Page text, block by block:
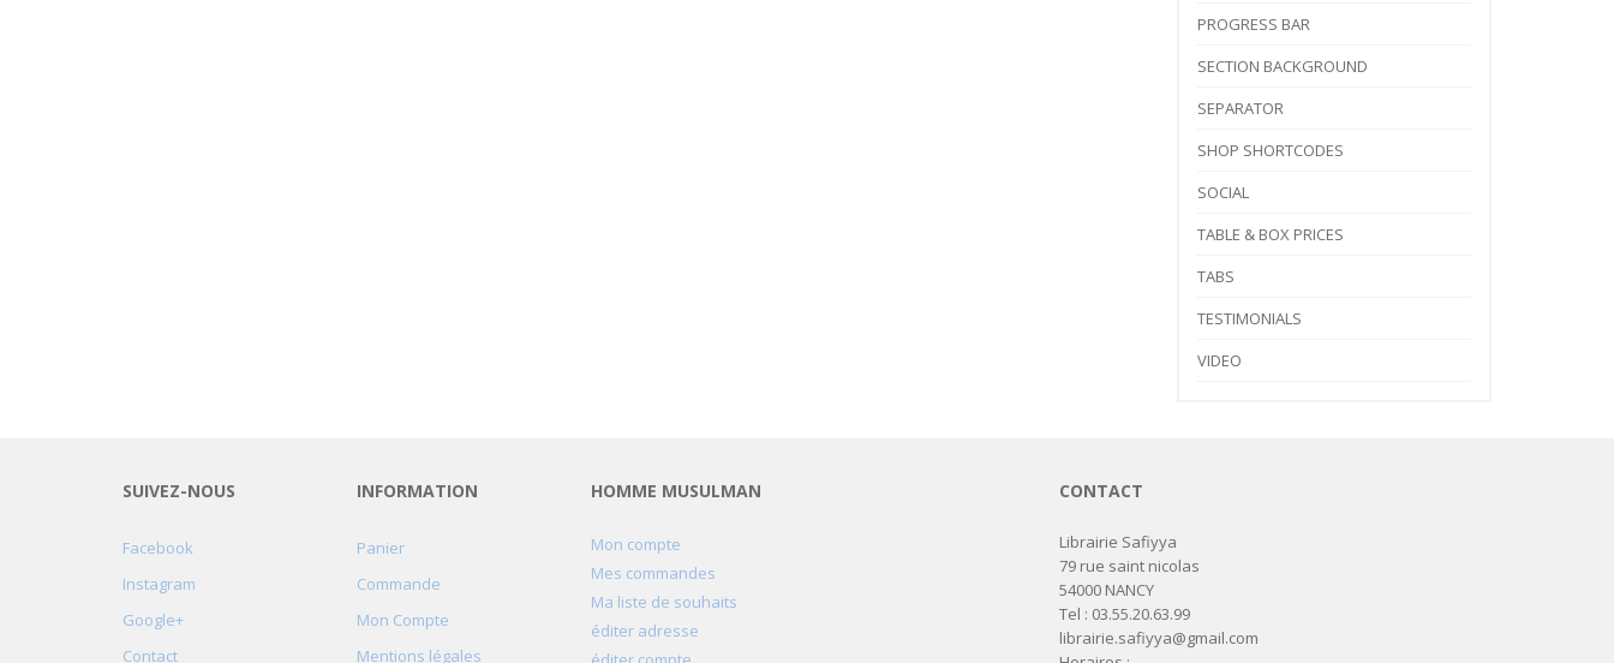
PROGRESS BAR
SECTION BACKGROUND
SEPARATOR
SHOP SHORTCODES
SOCIAL
TABLE & BOX PRICES
TABS
TESTIMONIALS
VIDEO
CONTACT
Librairie Safiyya
79 rue saint nicolas
54000 NANCY
Tel : 03.55.20.63.99
librairie.safiyya@gmail.com
SUIVEZ-NOUS
Facebook
Instagram
Google+
Contact
INFORMATION
Panier
Commande
Mon Compte
Mentions légales
HOMME MUSULMAN
Mon compte
Mes commandes
Ma liste de souhaits
éditer adresse